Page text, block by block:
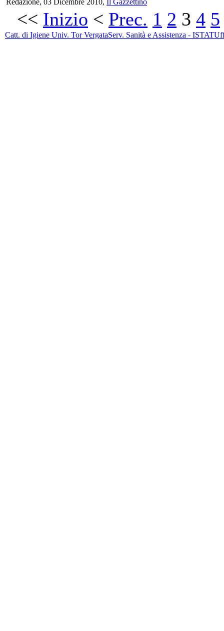
Redazione, 03 Dicembre 2010, Il Gazzettino
<< Inizio < Prec. 1 2 3 4 5
Catt. di Igiene Univ. Tor VergataServ. Sanità e Assistenza - ISTAT